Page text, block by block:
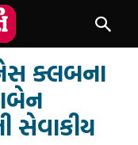
ક્લબના
સેવાકીય